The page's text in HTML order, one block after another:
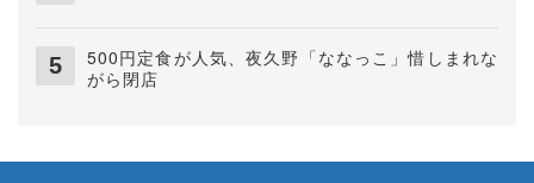
500円定食が人気、夜久野「ななっこ」惜しまれな
がら閉店